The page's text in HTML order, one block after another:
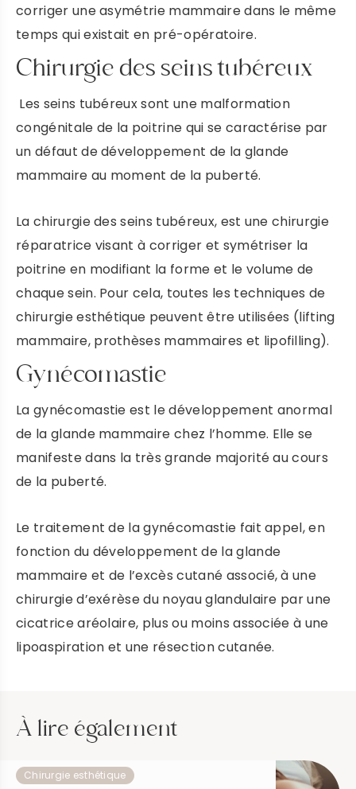
corriger une asymétrie mammaire dans le même
temps qui existait en pré-opératoire.
Chirurgie des seins tubéreux
​​ Les seins tubéreux sont une malformation
congénitale de la poitrine qui se caractérise par
un défaut de développement de la glande
mammaire au moment de la puberté.
La chirurgie des seins tubéreux, est une chirurgie
réparatrice visant à corriger et symétriser la
poitrine en modifiant la forme et le volume de
chaque sein. Pour cela, toutes les techniques de
chirurgie esthétique peuvent être utilisées (lifting
mammaire, prothèses mammaires et lipofilling).
Gynécomastie
La gynécomastie est le développement anormal
de la glande mammaire chez l’homme. Elle se
manifeste dans la très grande majorité au cours
de la puberté.
Le traitement de la gynécomastie fait appel, en
fonction du développement de la glande
mammaire et de l’excès cutané associé, à une
chirurgie d’exérèse du noyau glandulaire par une
cicatrice aréolaire, plus ou moins associée à une
lipoaspiration et une résection cutanée.
À lire également
Chirurgie esthétique